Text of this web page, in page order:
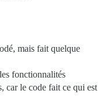
mais fait quelque
fonctionnalités
car le code fait ce qui est